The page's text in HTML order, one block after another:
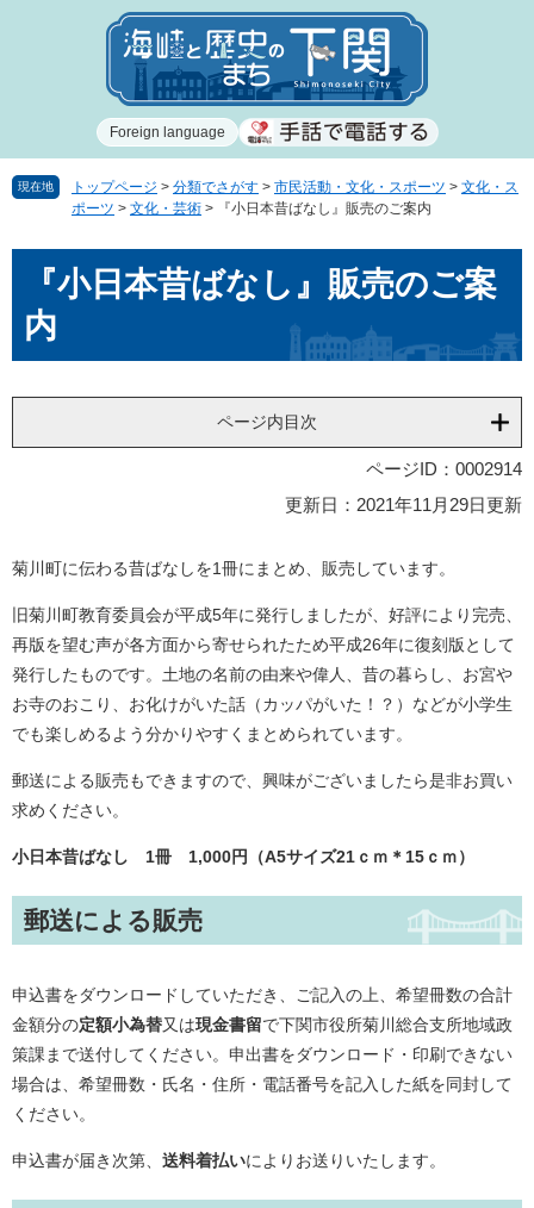
で
ば
Foreign language
現在地 トップページ > 分類でさがす > 市民活動・文化・スポーツ > 文化・ス
ポーツ > 文化・芸術 > 『小日本昔ばなし』販売のご案内
『小日本昔ばなし』販売のご案
内
ページ内目次
ページID：0002914
更新日：2021年11月29日更新
菊川町に伝わる昔ばなしを1冊にまとめ、販売しています。
旧菊川町教育委員会が平成5年に発行しましたが、好評により完売、
再版を望む声が各方面から寄せられたため平成26年に復刻版として
発行したものです。土地の名前の由来や偉人、昔の暮らし、お宮や
お寺のおこり、お化けがいた話（カッパがいた！？）などが小学生
でも楽しめるよう分かりやすくまとめられています。
郵送による販売もできますので、興味がございましたら是非お買い
求めください。
小日本昔ばなし 1冊 1,000円（A5サイズ21ｃｍ＊15ｃｍ）
郵送による販売
申込書をダウンロードしていただき、ご記入の上、希望冊数の合計
金額分の定額小為替又は現金書留で下関市役所菊川総合支所地域政
策課まで送付してください。申出書をダウンロード・印刷できない
場合は、希望冊数・氏名・住所・電話番号を記入した紙を同封して
ください。
申込書が届き次第、 送料着払いによりお送りいたします。